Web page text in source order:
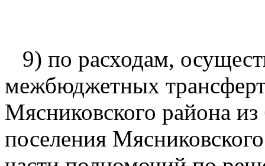
9) по расходам,
межбюджетных
Мясниковского района
поселения